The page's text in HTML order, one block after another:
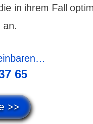
in ihrem Fall
an.
65
>>